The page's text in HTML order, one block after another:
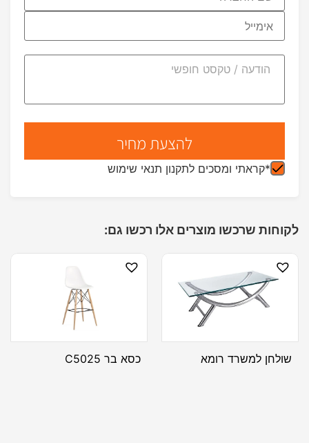
*קראתי ומסכים לתקנון תנאי שימוש
לקוחות שרכשו מוצרים אלו רכשו גם:
שולחן למשרד רומא כסא בר C5025